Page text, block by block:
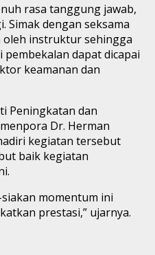
rasa tanggung jawab,
Simak dengan seksama
instruktur sehingga
dapat dicapai
keamanan dan
Peningkatan dan
Dr. Herman
kegiatan tersebut
baik kegiatan
momentum ini
prestasi,” ujarnya.